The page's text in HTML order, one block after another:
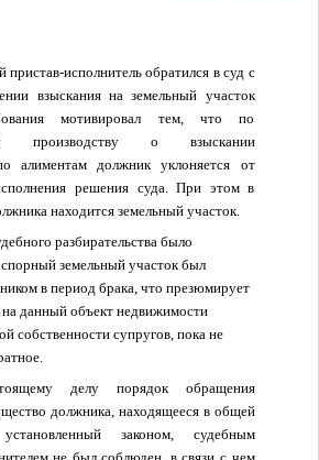
пристав-исполнитель обратился в суд с
взыскания на земельный участок
мотивировал тем, что по
производству о взыскании
алиментам должник уклоняется от
решения суда. При этом в
находится земельный участок.
разбирательства было
земельный участок был
в период брака, что презюмирует
на данный объект недвижимости
собственности супругов, пока не
делу порядок обращения
должника, находящееся в общей
установленный законом, судебным